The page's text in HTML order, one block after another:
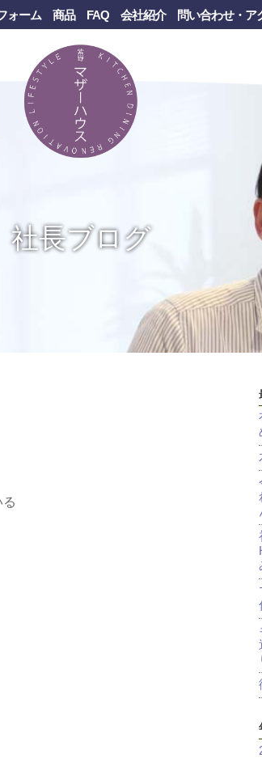
ォーム 商品 FAQ 会社紹介 問い合わせ・ア
社長ブログ